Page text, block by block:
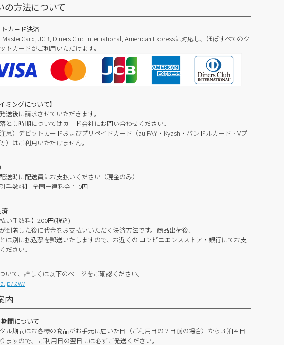
の方法について
カード決済
MasterCard, JCB, Diners Club International, American Expressに対応し、ほぼすべてのク
トカードがご利用いただけます。
ミングについて】
送後に請求させていただきます。
とし時期についてはカード会社にお問い合わせください。
注意）デビットカードおよびプリペイドカード（au PAY・Kyash・バンドルカード・Vプ
）はご利用いただけません。
送時に配送員にお支払いください（現金のみ）
引手数料】 全国一律料金： 0円
払い手数料】200円(税込)
到着した後に代金をお支払いいただく決済方法です。商品出荷後、
は別に払込票を郵送いたしますので、お近くの コンビニエンスストア・銀行にてお支
ださい。
いて、詳しくは以下のページをご確認ください。
law/
内
期間について
ル期間はお客様の商品がお手元に届いた日（ご利用日の２日前の場合）から３泊４日
ますので、 ご利用日の翌日には必ずご発送ください。